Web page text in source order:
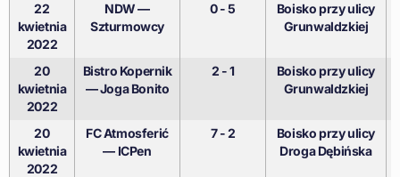
22
kwietnia
2022
NDW —
Szturmowcy
0 - 5
Boisko przy ulicy
Grunwaldzkiej
20
kwietnia
2022
Bistro Kopernik
— Joga Bonito
2 - 1
Boisko przy ulicy
Grunwaldzkiej
20
kwietnia
2022
FC Atmosferić
— ICPen
7 - 2
Boisko przy ulicy
Droga Dębińska